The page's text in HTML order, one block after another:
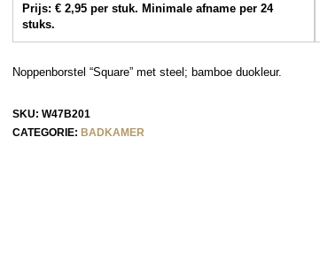
Prijs: € 2,95 per stuk. Minimale afname per 24
stuks.
Noppenborstel “Square” met steel; bamboe duokleur.
SKU: W47B201
CATEGORIE: BADKAMER